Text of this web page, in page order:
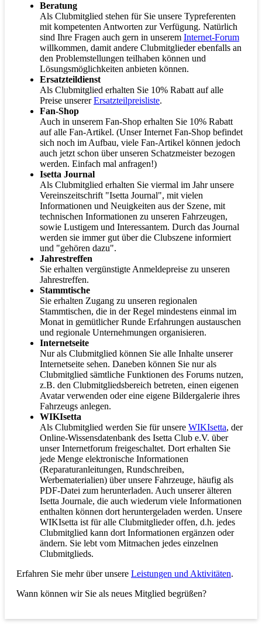
Beratung
Als Clubmitglied stehen für Sie unsere Typreferenten
mit kompetenten Antworten zur Verfügung. Natürlich
sind Ihre Fragen auch gern in unserem Internet-Forum
willkommen, damit andere Clubmitglieder ebenfalls an
den Problemstellungen teilhaben können und
Lösungsmöglichkeiten anbieten können.
Ersatzteildienst
Als Clubmitglied erhalten Sie 10% Rabatt auf alle
Preise unsererErsatzteilpreisliste.
Fan-Shop
Auch in unserem Fan-Shop erhalten Sie 10% Rabatt
auf alle Fan-Artikel. (Unser Internet Fan-Shop befindet
sich noch im Aufbau, viele Fan-Artikel können jedoch
auch jetzt schon über unseren Schatzmeister bezogen
werden. Einfach mal anfragen!)
Isetta Journal
Als Clubmitglied erhalten Sie viermal im Jahr unsere
Vereinszeitschrift "Isetta Journal", mit vielen
Informationen und Neuigkeiten aus der Szene, mit
technischen Informationen zu unseren Fahrzeugen,
sowie Lustigem und Interessantem. Durch das Journal
werden sie immer gut über die Clubszene informiert
und "gehören dazu".
Jahrestreffen
Sie erhalten vergünstigte Anmeldepreise zu unseren
Jahrestreffen.
Stammtische
Sie erhalten Zugang zu unseren regionalen
Stammtischen, die in der Regel mindestens einmal im
Monat in gemütlicher Runde Erfahrungen austauschen
und regionale Unternehmungen organisieren.
Internetseite
Nur als Clubmitglied können Sie alle Inhalte unserer
Internetseite sehen. Daneben können Sie nur als
Clubmitglied sämtliche Funktionen des Forums nutzen,
z.B. den Clubmitgliedsbereich betreten, einen eigenen
Avatar verwenden oder eine eigene Bildergalerie ihres
Fahrzeugs anlegen.
WIKIsetta
Als Clubmitglied werden Sie für unsere WIKIsetta, der
Online-Wissensdatenbank des Isetta Club e.V. über
unser Internetforum freigeschaltet. Dort erhalten Sie
jede Menge elektronische Informationen
(Reparaturanleitungen, Rundschreiben,
Werbematerialien) über unsere Fahrzeuge, häufig als
PDF-Datei zum herunterladen. Auch unserer älteren
Isetta Journale, die auch wiederum viele Informationen
enthalten können dort heruntergeladen werden. Unsere
WIKIsetta ist für alle Clubmitglieder offen, d.h. jedes
Clubmitglied kann dort Informationen ergänzen oder
ändern. Sie lebt vom Mitmachen jedes einzelnen
Clubmitglieds.
Erfahren Sie mehr über unsere Leistungen und Aktivitäten.
Wann können wir Sie als neues Mitglied begrüßen?